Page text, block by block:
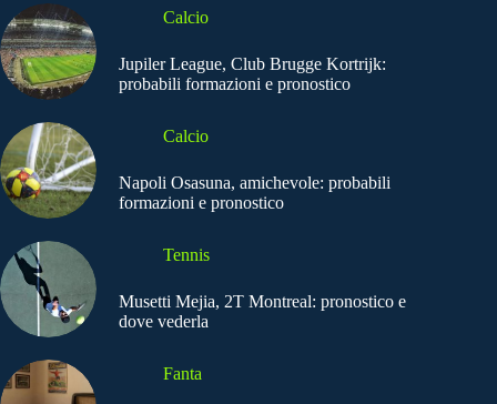
Calcio
Jupiler League, Club Brugge Kortrijk:
probabili formazioni e pronostico
Calcio
Napoli Osasuna, amichevole: probabili
formazioni e pronostico
Tennis
Musetti Mejia, 2T Montreal: pronostico e
dove vederla
Fanta